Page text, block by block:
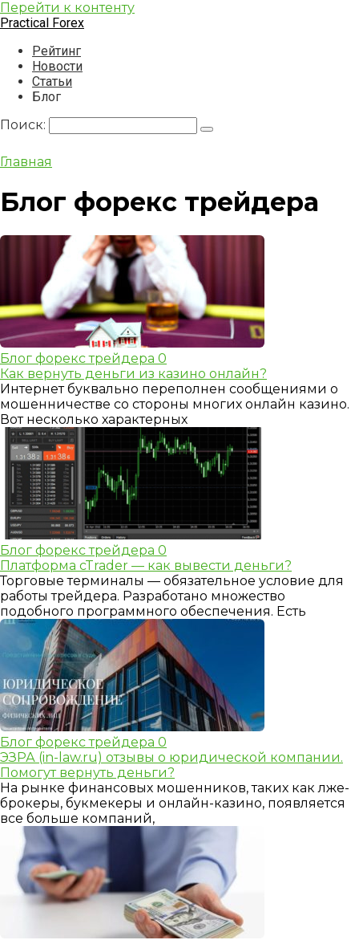
Перейти к контенту
Practical Forex
Рейтинг
Новости
Статьи
Блог
Поиск:
Главная
Блог форекс трейдера
Блог форекс трейдера 0
Как вернуть деньги из казино онлайн?
Интернет буквально переполнен сообщениями о
мошенничестве со стороны многих онлайн казино.
Вот несколько характерных
Блог форекс трейдера 0
Платформа cTrader — как вывести деньги?
Торговые терминалы — обязательное условие для
работы трейдера. Разработано множество
подобного программного обеспечения. Есть
Блог форекс трейдера 0
ЭЗРА (in-law.ru) отзывы о юридической компании.
Помогут вернуть деньги?
На рынке финансовых мошенников, таких как лже-
брокеры, букмекеры и онлайн-казино, появляется
все больше компаний,